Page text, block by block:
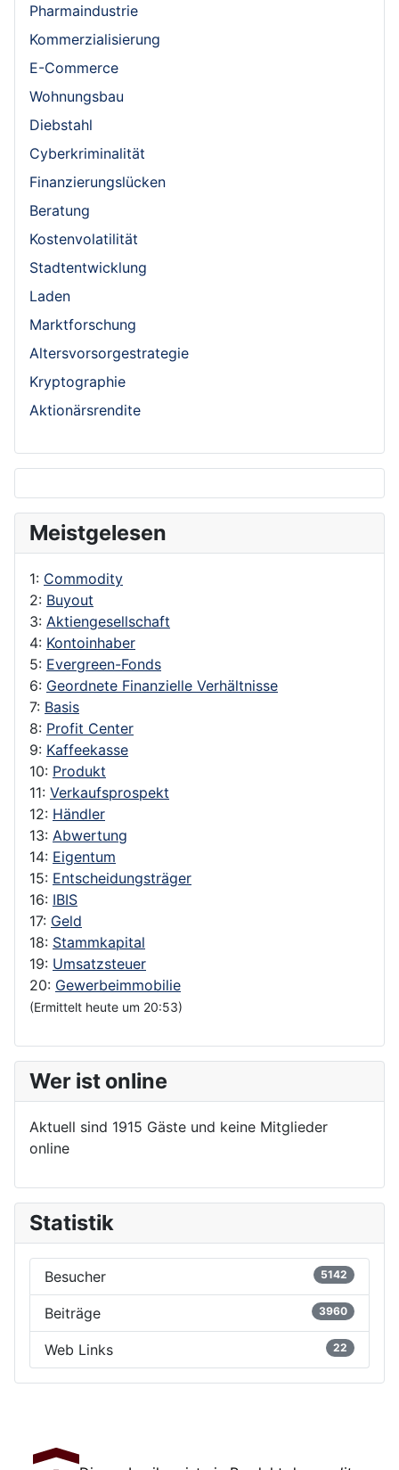
Pharmaindustrie
Kommerzialisierung
E-Commerce
Wohnungsbau
Diebstahl
Cyberkriminalität
Finanzierungslücken
Beratung
Kostenvolatilität
Stadtentwicklung
Laden
Marktforschung
Altersvorsorgestrategie
Kryptographie
Aktionärsrendite
Meistgelesen
1: Commodity
2: Buyout
3: Aktiengesellschaft
4: Kontoinhaber
5: Evergreen-Fonds
6: Geordnete Finanzielle Verhältnisse
7: Basis
8: Profit Center
9: Kaffeekasse
10: Produkt
11: Verkaufsprospekt
12: Händler
13: Abwertung
14: Eigentum
15: Entscheidungsträger
16: IBIS
17: Geld
18: Stammkapital
19: Umsatzsteuer
20: Gewerbeimmobilie
(Ermittelt heute um 20:53)
Wer ist online
Aktuell sind 1915 Gäste und keine Mitglieder
online
Statistik
Besucher 5142
Beiträge 3960
Web Links 22